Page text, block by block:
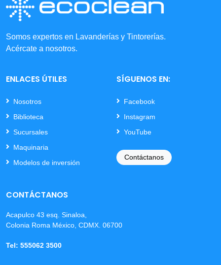
Somos expertos en Lavanderías y Tintorerías.
Acércate a nosotros.
ENLACES ÚTILES
Nosotros
Biblioteca
Sucursales
Maquinaria
Modelos de inversión
SÍGUENOS EN:
Facebook
Instagram
YouTube
Contáctanos
CONTÁCTANOS
Acapulco 43 esq. Sinaloa,
Colonia Roma México, CDMX. 06700
Tel: 555062 3500